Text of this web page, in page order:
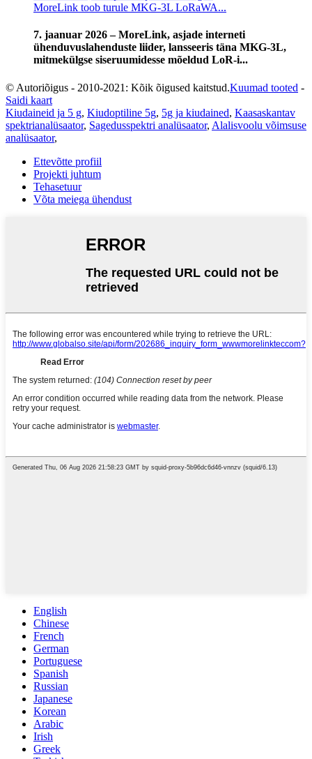
MoreLink toob turule MKG-3L LoRaWA...
7. jaanuar 2026 – MoreLink, asjade interneti
ühenduvuslahenduste liider, lansseeris täna MKG-3L,
mitmekülgse siseruumidesse mõeldud LoR-i...
© Autoriõigus - 2010-2021: Kõik õigused kaitstud.Kuumad tooted -
Saidi kaart
Kiudaineid ja 5 g, Kiudoptiline 5g, 5g ja kiudained, Kaasaskantav
spektrianalüsaator, Sagedusspektri analüsaator, Alalisvoolu võimsuse
analüsaator,
Ettevõtte profiil
Projekti juhtum
Tehasetuur
Võta meiega ühendust
English
Chinese
French
German
Portuguese
Spanish
Russian
Japanese
Korean
Arabic
Irish
Greek